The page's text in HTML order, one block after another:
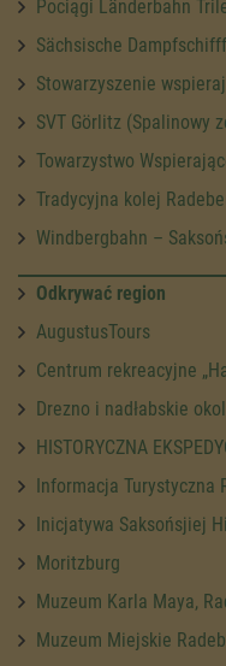
Pociągi Länderbahn
Sächsische
Stowarzyszenie
SVT Görlitz (Spalinowy
Towarzystwo
Tradycyjna kolej
Windbergbahn –
Odkrywać region
AugustusTours
Centrum rekreacyjne
Drezno i nadłabskie
HISTORYCZNA
Informacja Turystyczna
Inicjatywa Saksońsjiej
Moritzburg
Muzeum Karla Maya,
Muzeum Miejskie